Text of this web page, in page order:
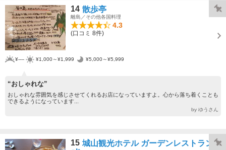
14 散歩亭
離島／その他各国料理
4.3
(口コミ 8件)
¥---- ¥1,000～¥1,999 ¥5,000～¥5,999
“おしゃれな”
おしゃれな雰囲気を感じさせてくれるお店になっていますよ。心から落ち着くことも
できるようになっています...
by ゆうさん
15 城山観光ホテル ガーデンレストランh